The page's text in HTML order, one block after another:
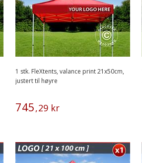
1 stk. FleXtents, valance print 21x50cm,
justert til høyre
745,29 kr